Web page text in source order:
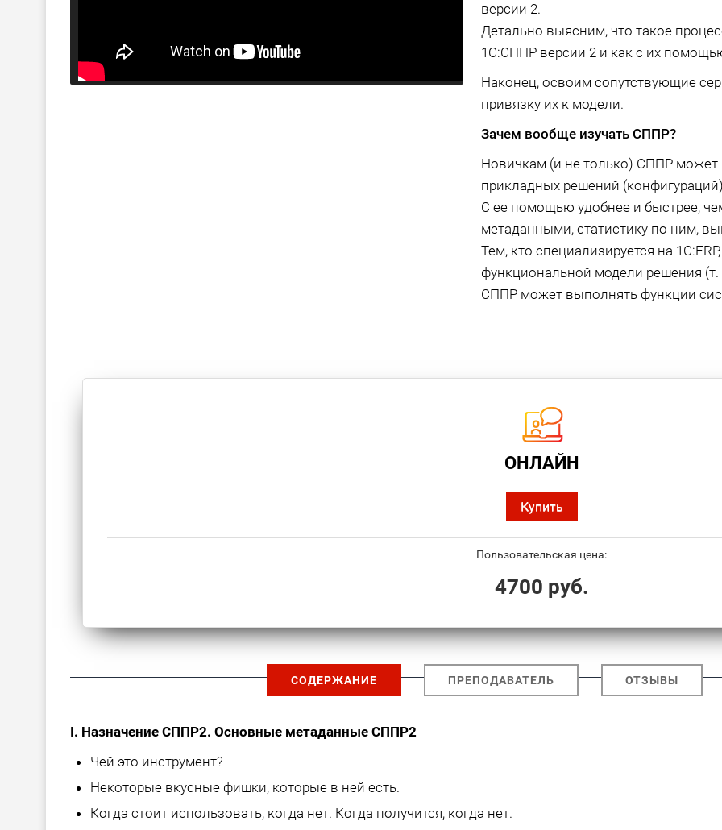
версии 2.
Детально выясним, что такое
1С:СППР версии 2 и как с их
Наконец, освоим сопутствующие
привязку их к модели.
Зачем вообще изучать СППР?
Новичкам (и не только) СППР может
прикладных решений
С ее помощью удобнее и быстрее,
метаданными, статистику по ним,
Тем, кто специализируется на
функциональной модели решения (т.
СППР может выполнять функции
ОНЛАЙН
Купить
Пользовательская цена:
4700 руб.
СОДЕРЖАНИЕ ПРЕПОДАВАТЕЛЬ ОТЗЫВЫ
I. Назначение СППР2. Основные метаданные СППР2
Чей это инструмент?
Некоторые вкусные фишки, которые в ней есть.
Когда стоит использовать, когда нет. Когда получится, когда нет.